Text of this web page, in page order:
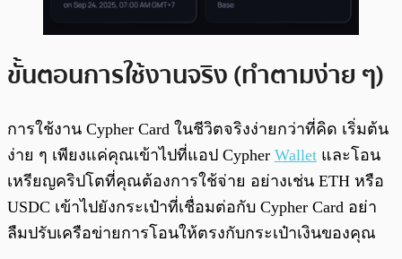
ขั้นตอนการใช้งานจริง (ทำตามง่าย ๆ)
การใช้งาน Cypher Card ในชีวิตจริงง่ายกว่าที่คิด เริ่มต้น
ง่าย ๆ เพียงแค่คุณเข้าไปที่แอป Cypher Wallet และโอน
เหรียญคริปโตที่คุณต้องการใช้จ่าย อย่างเช่น ETH หรือ
USDC เข้าไปยังกระเป๋าที่เชื่อมต่อกับ Cypher Card อย่า
ลืมปรับเครือข่ายการโอนให้ตรงกับกระเป๋าเงินของคุณ